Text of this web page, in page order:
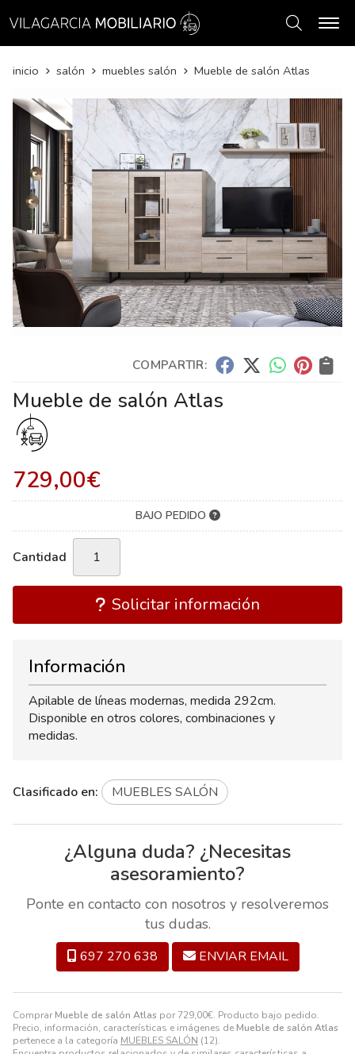
Buscar
inicio salón muebles salón Mueble de salón Atlas
COMPARTIR:
Mueble de salón Atlas
729,00€
BAJO PEDIDO
Cantidad
Solicitar información
Comprar Mueble de salón Atlas por 729,00€. Producto bajo pedido.
Precio, información, características e imágenes de Mueble de salón Atlas
pertenece a la categoría MUEBLES SALÓN (12).
Información
Apilable de líneas modernas, medida 292cm.
Disponible en otros colores, combinaciones y
medidas.
Clasificado en: MUEBLES SALÓN
¿Alguna duda? ¿Necesitas
asesoramiento?
Ponte en contacto con nosotros y resolveremos
tus dudas.
697 270 638 ENVIAR EMAIL